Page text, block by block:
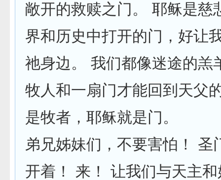
敞开的救赎之门。 耶稣是慈
界和历史中打开的门，好让
祂身边。 我们都像迷途的羔
牧人和一扇门才能回到天父
是牧者，耶稣就是门。
弟兄姊妹们，不要害怕！ 圣
开着！ 来！ 让我们与天主